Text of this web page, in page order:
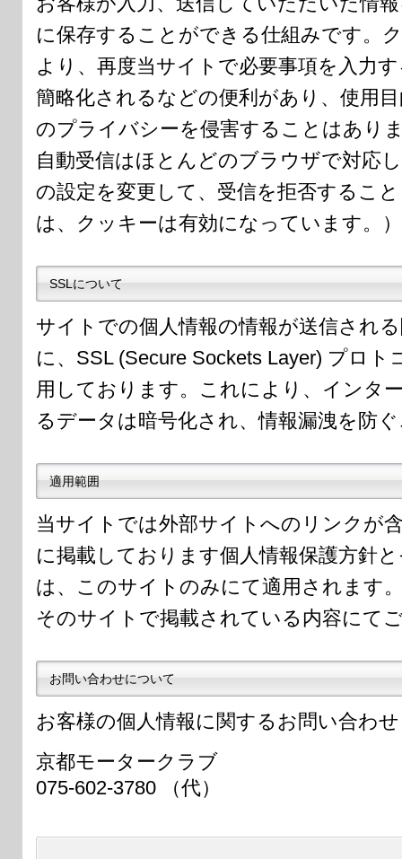
に保存することができる仕組みです。
より、再度当サイトで必要事項を入力
簡略化されるなどの便利があり、使用
のプライバシーを侵害することはあり
自動受信はほとんどのブラウザで対応
の設定を変更して、受信を拒否するこ
は、クッキーは有効になっています。）
SSLについて
サイトでの個人情報の情報が送信され
に、SSL (Secure Sockets Layer) プロ
用しております。これにより、インタ
るデータは暗号化され、情報漏洩を防
適用範囲
当サイトでは外部サイトへのリンクが
に掲載しております個人情報保護方針
は、このサイトのみにて適用されます
そのサイトで掲載されている内容にて
お問い合わせについて
お客様の個人情報に関するお問い合わせ
京都モータークラブ
075-602-3780 （代）